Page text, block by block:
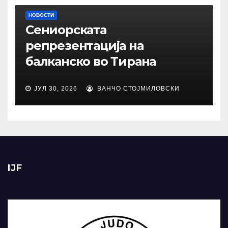
НОВОСТИ
Сениорската
репрезентација на
балканско во Тирана
ЈУЛ 30, 2026 ВАНЧО СТОЈМИЛОВСКИ
IJF